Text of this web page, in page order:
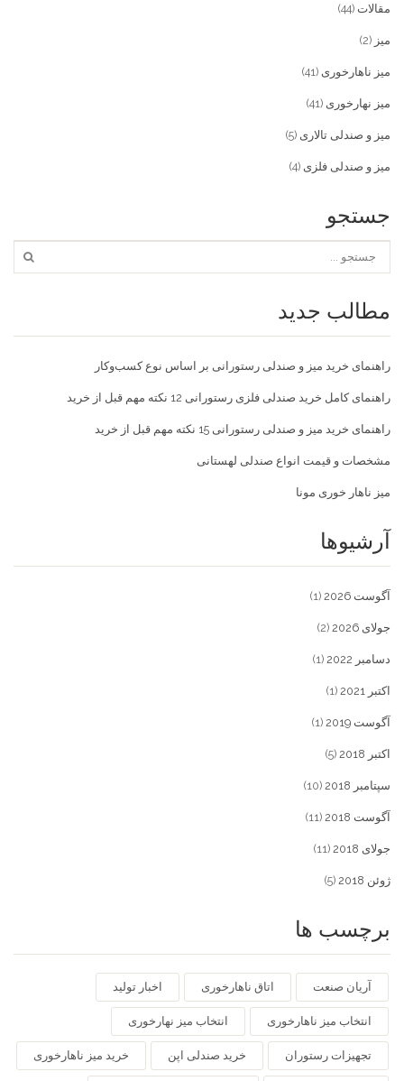
مقالات (44)
میز (2)
میز ناهارخوری (41)
میز نهارخوری (41)
میز و صندلی تالاری (5)
میز و صندلی فلزی (4)
جستجو
مطالب جدید
راهنمای خرید میز و صندلی رستورانی بر اساس نوع کسب‌و‌کار
راهنمای کامل خرید صندلی فلزی رستورانی 12 نکته مهم قبل از خرید
راهنمای خرید میز و صندلی رستورانی 15 نکته مهم قبل از خرید
مشخصات و قیمت انواع صندلی لهستانی
میز ناهار خوری مونا
آرشیوها
آگوست 2026 (1)
جولای 2026 (2)
دسامبر 2022 (1)
اکتبر 2021 (1)
آگوست 2019 (1)
اکتبر 2018 (5)
سپتامبر 2018 (10)
آگوست 2018 (11)
جولای 2018 (11)
ژوئن 2018 (5)
برچسب ها
آریان صنعت اتاق ناهارخوری اخبار تولید
انتخاب میز ناهارخوری انتخاب میز نهارخوری
تجهیزات رستوران خرید صندلی اپن خرید میز ناهارخوری